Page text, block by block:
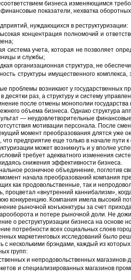
бизнеса изменяющимся
показатели, нехватка
нуждающихся в реструктуризации:
концентрация полномочий и
система учета, которая не позволяет
и службы;
организационная структура, не
структуры имущественного
проблемы возникают у государственных
десятки раз, а структуру и систему
после отмены монополии
объема бизнеса. Однако структура
— неудовлетворительные
мотивации персонала. После
момент преобразования длятся уже
что предприятие еще только в начале пути
может возникнуть и у вполне
требует адекватного изменения
снижения эффективности бизнеса.
розничное объединение, поглотив
начала преобразований компания
как продовольственные, так и
процветал «внутренний каннибализм»,
конкуренцию. Компания имела высокий
рыночной конъюнктуры за счет
и потере рыночной доли. Не
о реструктуризации бизнеса на основе
потребности всех социальных слоев
маркетинговых исследований было
с несколькими брэндами, каждый из
групп:
и непродовольственных
и специализированных магазинов